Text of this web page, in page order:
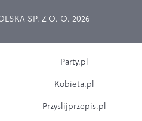
SP. Z O. O. 2026
Party.pl
Kobieta.pl
Przyslijprzepis.pl